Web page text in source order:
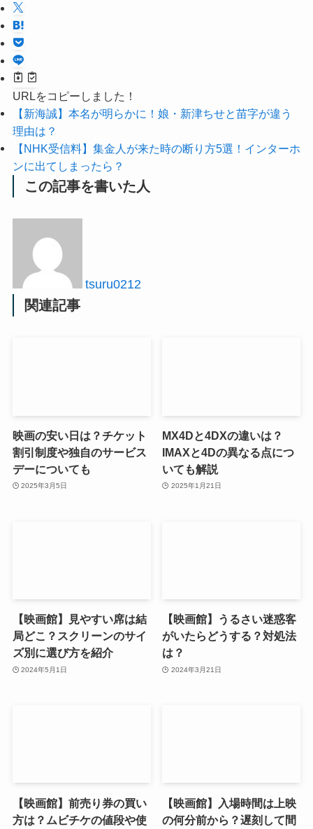
URLをコピーしました！
【新海誠】本名が明らかに！娘・新津ちせと苗字が違う
理由は？
【NHK受信料】集金人が来た時の断り方5選！インターホ
ンに出てしまったら？
この記事を書いた人
tsuru0212
関連記事
映画の安い日は？チケット
割引制度や独自のサービス
デーについても
2025年3月5日
MX4Dと4DXの違いは？
IMAXと4Dの異なる点につ
いても解説
2025年1月21日
【映画館】見やすい席は結
局どこ？スクリーンのサイ
ズ別に選び方を紹介
2024年5月1日
【映画館】うるさい迷惑客
がいたらどうする？対処法
は？
2024年3月21日
【映画館】前売り券の買い
方は？ムビチケの値段や使
【映画館】入場時間は上映
の何分前から？遅刻して間